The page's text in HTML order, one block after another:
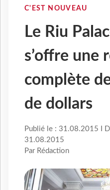
C'EST NOUVEAU
Le Riu
s’offre une
complète
de dollars
Publié le : 31.08.2015 I
31.08.2015
Par Rédaction